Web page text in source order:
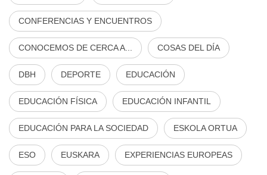
CONFERENCIAS Y ENCUENTROS
CONOCEMOS DE CERCA A... COSAS DEL DÍA
DBH DEPORTE EDUCACIÓN
EDUCACIÓN FÍSICA EDUCACIÓN INFANTIL
EDUCACIÓN PARA LA SOCIEDAD ESKOLA ORTUA
ESO EUSKARA EXPERIENCIAS EUROPEAS